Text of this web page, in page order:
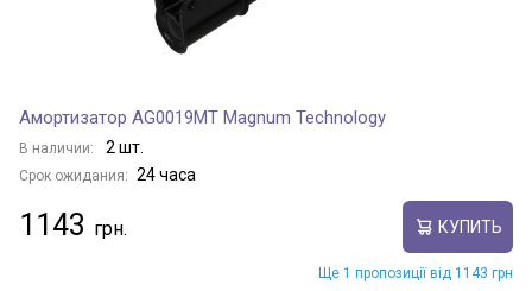
Амортизатор AG0019MT Magnum Technology
В наличии: 2 шт.
Срок ожидания: 24 часа
1143 КУПИТЬ
Ще 1 пропозиції від 1143 грн